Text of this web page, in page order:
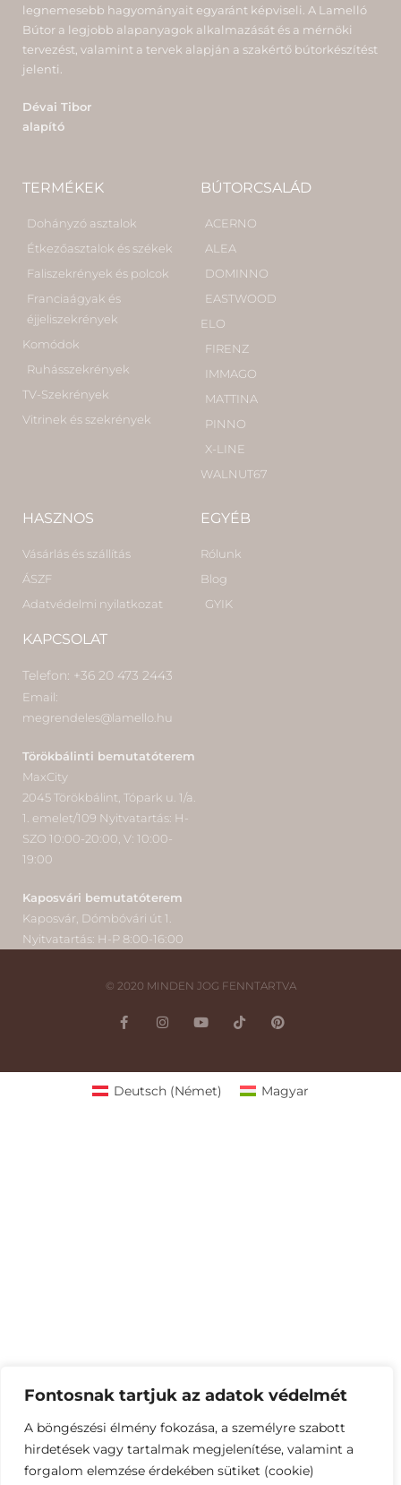
Fontosnak tartjuk az adatok védelmét
A böngészési élmény fokozása, a személyre szabott
hirdetések vagy tartalmak megjelenítése, valamint a
forgalom elemzése érdekében sütiket (cookie)
legnemesebb hagyományait egyaránt képviseli. A Lamelló
Bútor a legjobb alapanyagok alkalmazását és a mérnöki
tervezést, valamint a tervek alapján a szakértő bútorkészítést
jelenti.
Dévai Tibor
alapító
TERMÉKEK
Dohányzó asztalok
Étkezőasztalok és székek
Faliszekrények és polcok
Franciaágyak és
éjjeliszekrények
Komódok
Ruhásszekrények
TV-Szekrények
Vitrinek és szekrények
BÚTORCSALÁD
ACERNO
ALEA
DOMINNO
EASTWOOD
ELO
FIRENZ
IMMAGO
MATTINA
PINNO
X-LINE
WALNUT67
HASZNOS
Vásárlás és szállítás
ÁSZF
Adatvédelmi nyilatkozat
KAPCSOLAT
Telefon: +36 20 473 2443
Email:
megrendeles@lamello.hu
Törökbálinti bemutatóterem
MaxCity
2045 Törökbálint, Tópark u. 1/a.
1. emelet/109 Nyitvatartás: H-
SZO 10:00-20:00, V: 10:00-
19:00
Kaposvári bemutatóterem
Kaposvár, Dómbóvári út 1.
Nyitvatartás: H-P 8:00-16:00
EGYÉB
Rólunk
Blog
GYIK
© 2020 MINDEN JOG FENNTARTVA
Deutsch (Német) Magyar